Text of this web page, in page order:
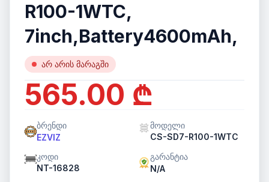
R100-1WTC,
7inch,Battery4600mAh,
არ არის მარაგში
565.00 ₾
ბრენდი
EZVIZ
მოდელი
CS-SD7-R100-1WTC
კოდი
NT-16828
გარანტია
N/A